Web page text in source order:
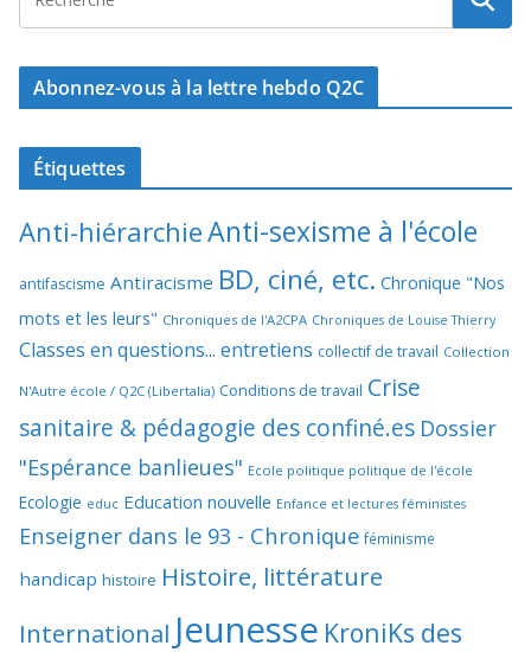
Abonnez-vous à la lettre hebdo Q2C
Étiquettes
Anti-hiérarchieAnti-sexisme à l'école
antifascisme Antiracisme BD, ciné, etc. Chronique "Nos
mots et les leurs" Chroniques de l'A2CPA Chroniques de Louise Thierry
Classes en questions... entretiens collectif de travail Collection
N'Autre école / Q2C (Libertalia) Conditions de travail Crise
sanitaire & pédagogie des confiné.es Dossier
"Espérance banlieues" Ecole politique politique de l'école
Ecologie educ Education nouvelle Enfance et lectures féministes
Enseigner dans le 93 - Chronique féminisme
handicap histoire Histoire, littérature
International Jeunesse KroniKs des